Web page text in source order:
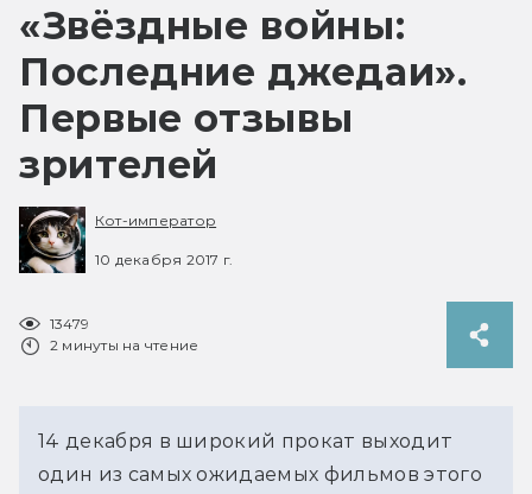
«Звёздные войны:
Последние джедаи».
Первые отзывы
зрителей
Кот-император
10 декабря 2017 г.
13479
2 минуты на чтение
14 декабря в широкий прокат выходит
один из самых ожидаемых фильмов этого